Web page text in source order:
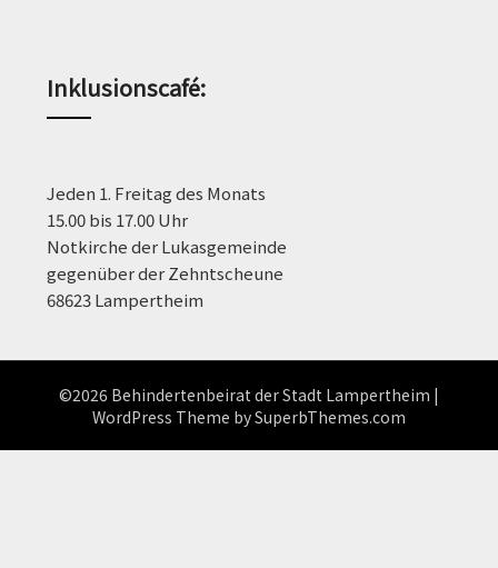
Inklusionscafé:
Jeden 1. Freitag des Monats
15.00 bis 17.00 Uhr
Notkirche der Lukasgemeinde
gegenüber der Zehntscheune
68623 Lampertheim
©2026 Behindertenbeirat der Stadt Lampertheim |
WordPress Theme bySuperbThemes.com